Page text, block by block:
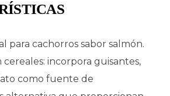
para cachorros sabor salmón.
cereales: incorpora guisantes,
como fuente de